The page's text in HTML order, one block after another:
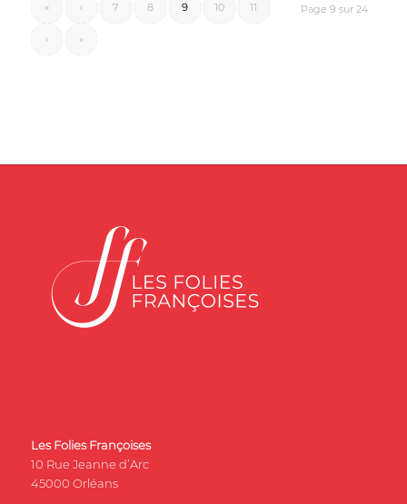
Page 9 sur 24
« ‹ 7 8 9 10 11
› »
Les Folies Françoises
10 Rue Jeanne d’Arc
45000 Orléans